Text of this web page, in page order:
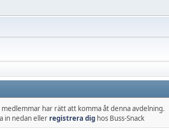
har rätt att komma åt denna avdelning.
in nedan eller registrera dig hos Buss-Snack